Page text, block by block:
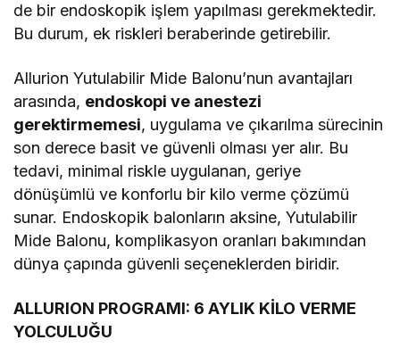
de bir endoskopik işlem yapılması gerekmektedir.
Bu durum, ek riskleri beraberinde getirebilir.
Allurion Yutulabilir Mide Balonu’nun avantajları
arasında, endoskopi ve anestezi
gerektirmemesi, uygulama ve çıkarılma sürecinin
son derece basit ve güvenli olması yer alır. Bu
tedavi, minimal riskle uygulanan, geriye
dönüşümlü ve konforlu bir kilo verme çözümü
sunar. Endoskopik balonların aksine, Yutulabilir
Mide Balonu, komplikasyon oranları bakımından
dünya çapında güvenli seçeneklerden biridir.
ALLURION PROGRAMI: 6 AYLIK KİLO VERME
YOLCULUĞU